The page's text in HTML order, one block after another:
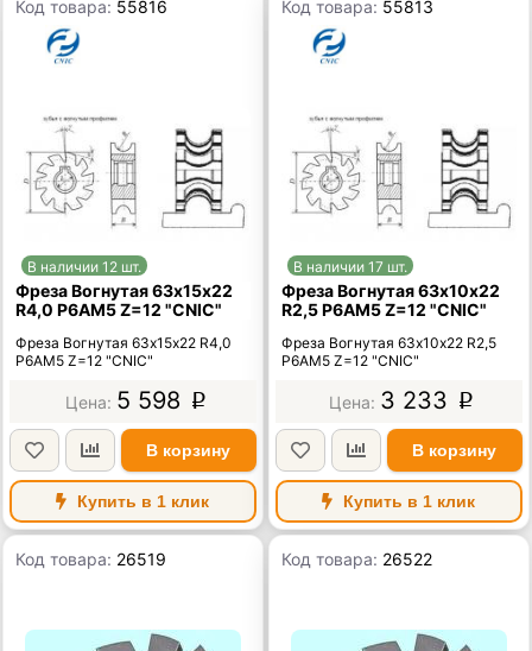
Код товара: 55816
В наличии 12 шт.
Фреза Вогнутая 63х15х22
R4,0 Р6АМ5 Z=12 "CNIC"
Фреза Вогнутая 63х15х22 R4,0
Р6АМ5 Z=12 "CNIC"
5 598 p
В корзину
Купить в 1 клик
Код товара: 55813
В наличии 17 шт.
Фреза Вогнутая 63х10х22
R2,5 Р6АМ5 Z=12 "CNIC"
Фреза Вогнутая 63х10х22 R2,5
Р6АМ5 Z=12 "CNIC"
3 233 p
В корзину
Купить в 1 клик
Код товара: 26519 Код товара: 26522